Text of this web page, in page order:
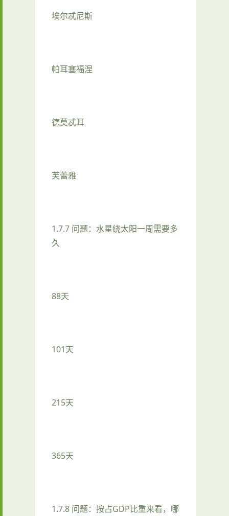
埃尔忒尼斯
帕耳塞福涅
德莫忒耳
芙蕾雅
1.7.7 问题：水星绕太阳一周需要多
久
88天
101天
215天
365天
1.7.8 问题：按占GDP比重来看，哪